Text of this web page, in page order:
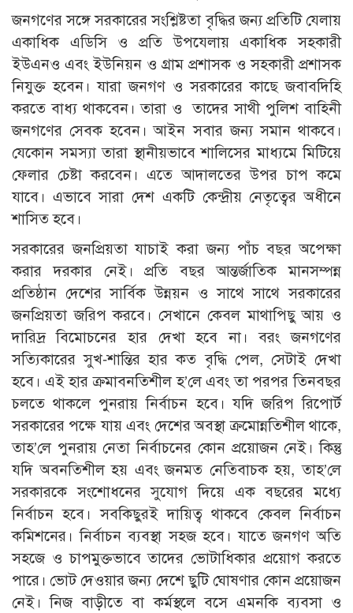
জনগণের সঙ্গে সরকারের সংশ্লিষ্টতা বৃদ্ধির জন্য প্রতিটি যেলায়
একাধিক এডিসি ও প্রতি উপযেলায় একাধিক সহকারী
ইউএনও এবং ইউনিয়ন ও গ্রাম প্রশাসক ও সহকারী প্রশাসক
নিযুক্ত হবেন। যারা জনগণ ও সরকারের কাছে জবাবদিহি
করতে বাধ্য থাকবেন। তারা ও তাদের সাথী পুলিশ বাহিনী
জনগণের সেবক হবেন। আইন সবার জন্য সমান থাকবে।
যেকোন সমস্যা তারা স্থানীয়ভাবে শালিসের মাধ্যমে মিটিয়ে
ফেলার চেষ্টা করবেন। এতে আদালতের উপর চাপ কমে
যাবে। এভাবে সারা দেশ একটি কেন্দ্রীয় নেতৃত্বের অধীনে
শাসিত হবে।
সরকারের জনপ্রিয়তা যাচাই করা জন্য পাঁচ বছর অপেক্ষা
করার দরকার নেই। প্রতি বছর আন্তর্জাতিক মানসম্পন্ন
প্রতিষ্ঠান দেশের সার্বিক উন্নয়ন ও সাথে সাথে সরকারের
জনপ্রিয়তা জরিপ করবে। সেখানে কেবল মাথাপিছু আয় ও
দারিদ্র বিমোচনের হার দেখা হবে না। বরং জনগণের
সত্যিকারের সুখ-শান্তির হার কত বৃদ্ধি পেল, সেটাই দেখা
হবে। এই হার ক্রমাবনতিশীল হ’লে এবং তা পরপর তিনবছর
চলতে থাকলে পুনরায় নির্বাচন হবে। যদি জরিপ রিপোর্ট
সরকারের পক্ষে যায় এবং দেশের অবস্থা ক্রমোন্নতিশীল থাকে,
তাহ’লে পুনরায় নেতা নির্বাচনের কোন প্রয়োজন নেই। কিন্তু
যদি অবনতিশীল হয় এবং জনমত নেতিবাচক হয়, তাহ’লে
সরকারকে সংশোধনের সুযোগ দিয়ে এক বছরের মধ্যে
নির্বাচন হবে। সবকিছুরই দায়িত্ব থাকবে কেবল নির্বাচন
কমিশনের। নির্বাচন ব্যবস্থা সহজ হবে। যাতে জনগণ অতি
সহজে ও চাপমুক্তভাবে তাদের ভোটাধিকার প্রয়োগ করতে
পারে। ভোট দেওয়ার জন্য দেশে ছুটি ঘোষণার কোন প্রয়োজন
নেই। নিজ বাড়ীতে বা কর্মস্থলে বসে এমনকি ব্যবসা ও